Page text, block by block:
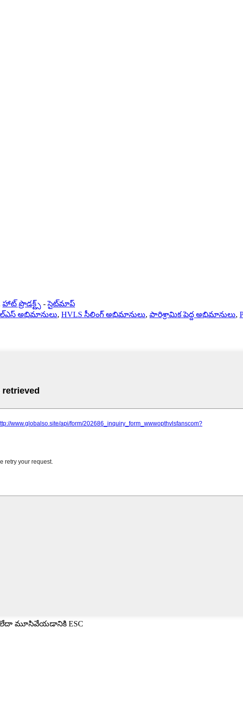
హాట్ ప్రొడక్ట్స్ -సైట్‌మాప్
అభిమానులు, HVLS సీలింగ్ అభిమానులు, పారిశ్రామిక పెద్ద అభిమానులు,
లేదా మూసివేయడానికి ESC